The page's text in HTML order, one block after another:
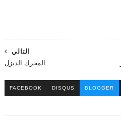
التالي
المحرك الديزل
BLOGGER
DISQUS
FACEBOOK